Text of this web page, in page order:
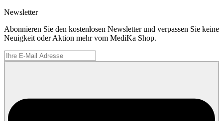
Newsletter
Abonnieren Sie den kostenlosen Newsletter und verpassen Sie keine
Neuigkeit oder Aktion mehr vom MediKa Shop.